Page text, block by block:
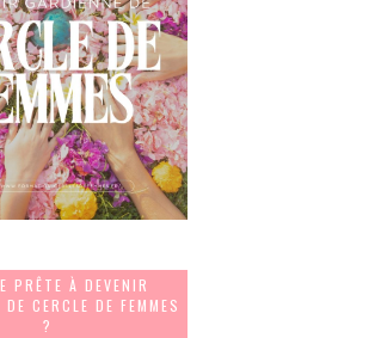
PRÊTE À DEVENIR
DE CERCLE DE FEMMES
?